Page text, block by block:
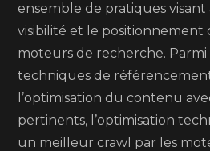
ensemble de pratiques visant
visibilité et le positionnement
moteurs de recherche. Parmi
techniques de
l’optimisation du contenu
pertinents, l’optimisation
un meilleur crawl par les